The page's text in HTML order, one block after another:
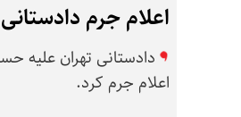
اعلام جرم
دادستانی تهران علیه
اعلام جرم کرد.